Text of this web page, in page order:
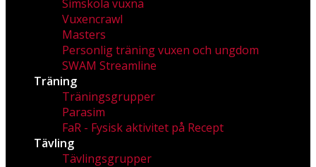
Simskola vuxna
Vuxencrawl
Masters
Personlig träning vuxen och ungdom
SWAM Streamline
Träning
Träningsgrupper
Parasim
FaR - Fysisk aktivitet på Recept
Tävling
Tävlingsgrupper